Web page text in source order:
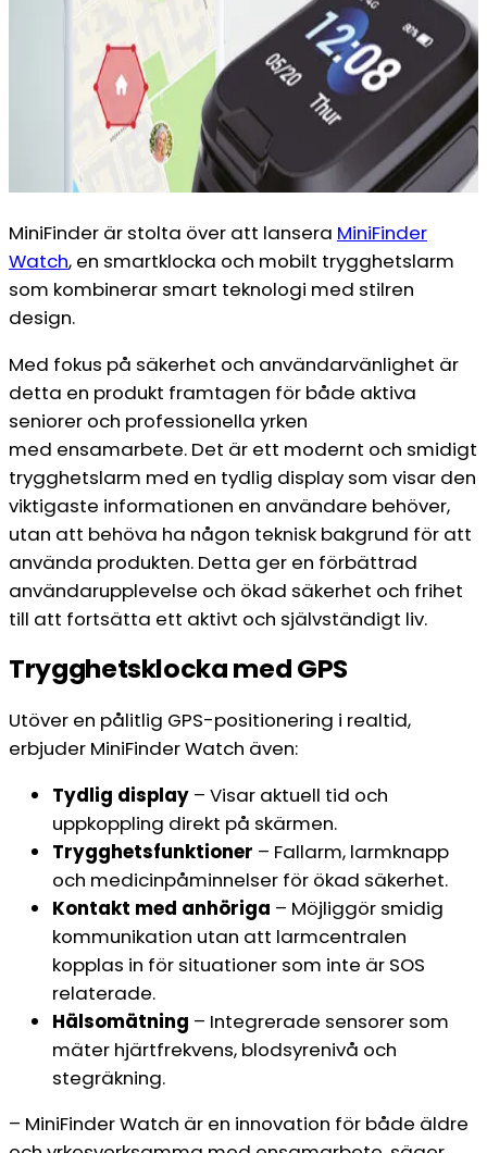
MiniFinder är stolta över att lansera MiniFinder
Watch, en smartklocka och mobilt trygghetslarm
som kombinerar smart teknologi med stilren
design.
Med fokus på säkerhet och användarvänlighet är
detta en produkt framtagen för både aktiva
seniorer och professionella yrken
med ensamarbete. Det är ett modernt och smidigt
trygghetslarm med en tydlig display som visar den
viktigaste informationen en användare behöver,
utan att behöva ha någon teknisk bakgrund för att
använda produkten. Detta ger en förbättrad
användarupplevelse och ökad säkerhet och frihet
till att fortsätta ett aktivt och självständigt liv.
Trygghetsklocka med GPS
Utöver en pålitlig GPS-positionering i realtid,
erbjuder MiniFinder Watch även:
Tydlig display – Visar aktuell tid och
uppkoppling direkt på skärmen.
Trygghetsfunktioner – Fallarm, larmknapp
och medicinpåminnelser för ökad säkerhet.
Kontakt med anhöriga – Möjliggör smidig
kommunikation utan att larmcentralen
kopplas in för situationer som inte är SOS
relaterade.
Hälsomätning – Integrerade sensorer som
mäter hjärtfrekvens, blodsyrenivå och
stegräkning.
– MiniFinder Watch är en innovation för både äldre